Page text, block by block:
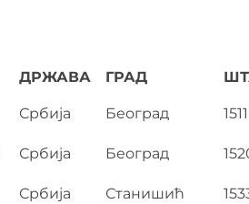
ДРЖАВА ГРАД
Србија Београд 1511
Србија Београд
Србија Станишић